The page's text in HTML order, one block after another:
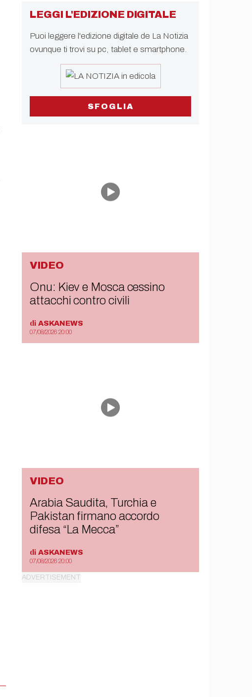
LEGGI L'EDIZIONE DIGITALE
Puoi leggere l'edizione digitale de La Notizia
ovunque ti trovi su pc, tablet e smartphone.
SFOGLIA
VIDEO
Onu: Kiev e Mosca cessino
attacchi contro civili
di ASKANEWS
07/08/2026 20:00
VIDEO
Arabia Saudita, Turchia e
Pakistan firmano accordo
difesa “La Mecca”
di ASKANEWS
07/08/2026 20:00